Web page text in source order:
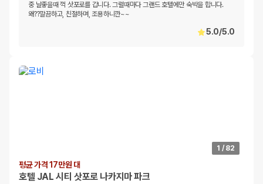
중 날좋을때 꺽 삿포로를 갑니다. 그럴때마다 그랜드 호텔에만 숙박을 합니다.
왜??깔끔하고, 친절하며, 조용하니깐~~
5.0/5.0
1 / 82
평균 가격 17만원 대
호텔 JAL 시티 삿포로 나카지마 파크